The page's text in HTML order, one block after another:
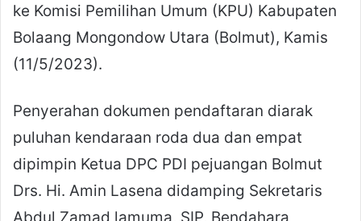
ke Komisi Pemilihan Umum (KPU) Kabupaten
Bolaang Mongondow Utara (Bolmut), Kamis
(11/5/2023).
Penyerahan dokumen pendaftaran diarak
puluhan kendaraan roda dua dan empat
dipimpin Ketua DPC PDI pejuangan Bolmut
Drs. Hi. Amin Lasena didamping Sekretaris